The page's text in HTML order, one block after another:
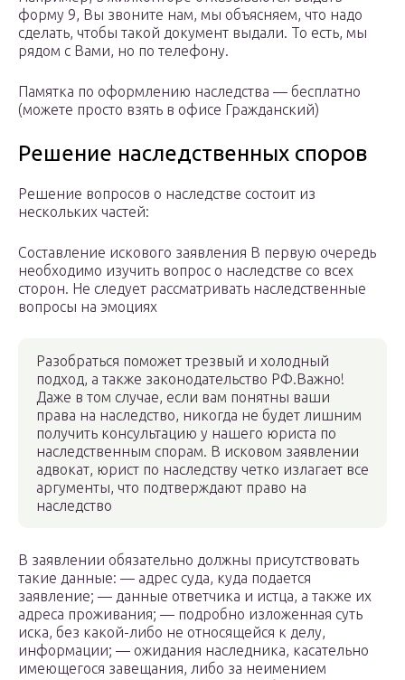
форму 9, Вы звоните нам, мы объясняем, что надо
сделать, чтобы такой документ выдали. То есть, мы
рядом с Вами, но по телефону.
Памятка по оформлению наследства — бесплатно
(можете просто взять в офисе Гражданский)
Решение наследственных споров
Решение вопросов о наследстве состоит из
нескольких частей:
Составление искового заявления В первую очередь
необходимо изучить вопрос о наследстве со всех
сторон. Не следует рассматривать наследственные
вопросы на эмоциях
Разобраться поможет трезвый и холодный
подход, а также законодательство РФ.Важно!
Даже в том случае, если вам понятны ваши
права на наследство, никогда не будет лишним
получить консультацию у нашего юриста по
наследственным спорам. В исковом заявлении
адвокат, юрист по наследству четко излагает все
аргументы, что подтверждают право на
наследство
В заявлении обязательно должны присутствовать
такие данные: — адрес суда, куда подается
заявление; — данные ответчика и истца, а также их
адреса проживания; — подробно изложенная суть
иска, без какой-либо не относящейся к делу,
информации; — ожидания наследника, касательно
имеющегося завещания, либо за неимением